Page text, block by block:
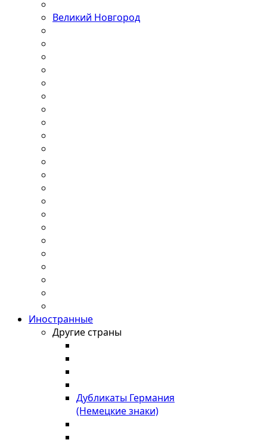
Великий Новгород
Иностранные
Другие страны
Дубликаты Германия
(Немецкие знаки)